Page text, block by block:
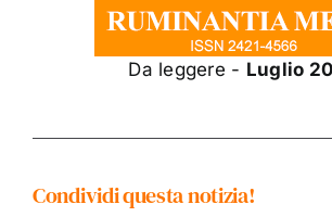
Da leggere - Luglio
Condividi questa notizia!